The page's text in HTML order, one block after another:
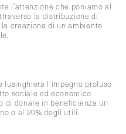
l’attenzione che poniamo al
la distribuzione di
creazione di un ambiente
l’impegno profuso
sociale ed economico
di donare in beneficienza un
o al 20% degli utili.